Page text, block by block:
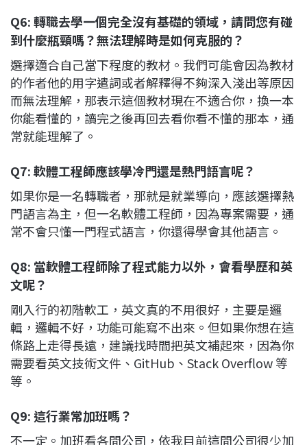
Q6: 轉職去學一個完全沒有基礎的領域，請問您有碰
到什麼瓶頸嗎？無法理解時是如何克服的？
選擇適合自己當下程度的教材。我們可能會因為教材
的作者他的用字遣詞或者解釋得不夠深入淺出等原因
而無法理解，那表示這個教材現在不適合你，換一本
你能看懂的，讀完之後再回去看你看不懂的那本，通
常就能理解了。
Q7: 軟體工程師應該學冷門還是熱門語言呢？
如果你是一名轉職者，那就是就業導向，應該選擇熱
門語言為主，但一名軟體工程師，因為專案需要，通
常不會只懂一門程式語言，你還得學會其他語言。
Q8: 當軟體工程師除了程式能力以外，會看學歷和英
文呢？
剛入行的初階軟工，英文真的不用很好，主要是邏
輯，邏輯不好，功能可能寫不出來。但如果你想在這
條路上走得長遠，建議找時間把英文補起來，因為你
需要看英文技術文件、GitHub、Stack Overflow 等
等。
Q9: 這行業常加班嗎？
不一定。加班看各間公司，依我目前這間公司很少加